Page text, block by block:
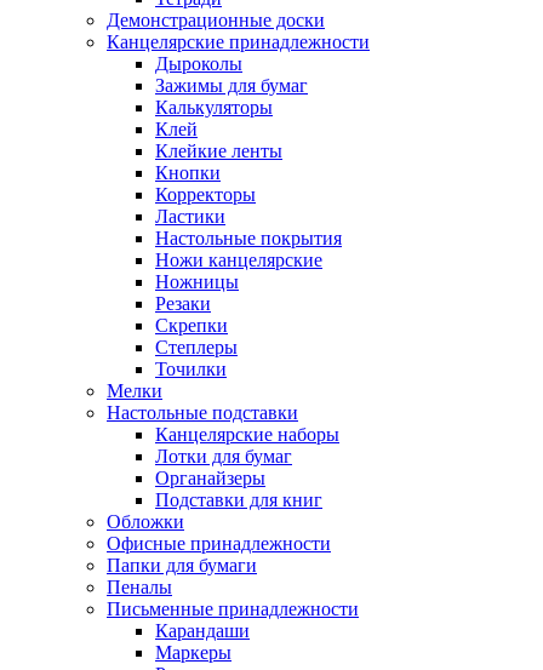
Демонстрационные доски
Канцелярские принадлежности
Дыроколы
Зажимы для бумаг
Калькуляторы
Клей
Клейкие ленты
Кнопки
Корректоры
Ластики
Настольные покрытия
Ножи канцелярские
Ножницы
Резаки
Скрепки
Степлеры
Точилки
Мелки
Настольные подставки
Канцелярские наборы
Лотки для бумаг
Органайзеры
Подставки для книг
Обложки
Офисные принадлежности
Папки для бумаги
Пеналы
Письменные принадлежности
Карандаши
Маркеры